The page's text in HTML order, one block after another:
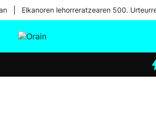
Elkanoren lehorreratzearen 500.
Eguraldia